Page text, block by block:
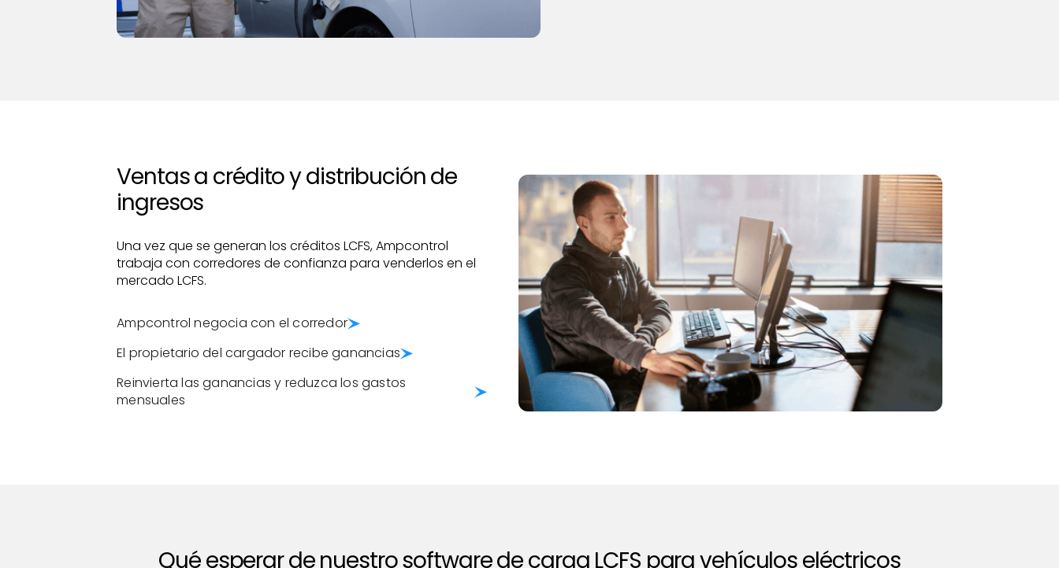
Ventas a crédito y distribución de
ingresos
Una vez que se generan los créditos LCFS, Ampcontrol
trabaja con corredores de confianza para venderlos en el
mercado LCFS.
Ampcontrol negocia con el corredor
El propietario del cargador recibe ganancias
Reinvierta las ganancias y reduzca los gastos
mensuales
Qué esperar de nuestro software de carga LCFS para vehículos eléctricos